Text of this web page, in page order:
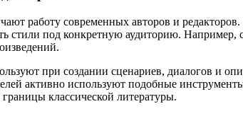
работу современных авторов и
стили под конкретную аудиторию. Например,
при создании сценариев, диалогов и
активно используют подобные
классической литературы.